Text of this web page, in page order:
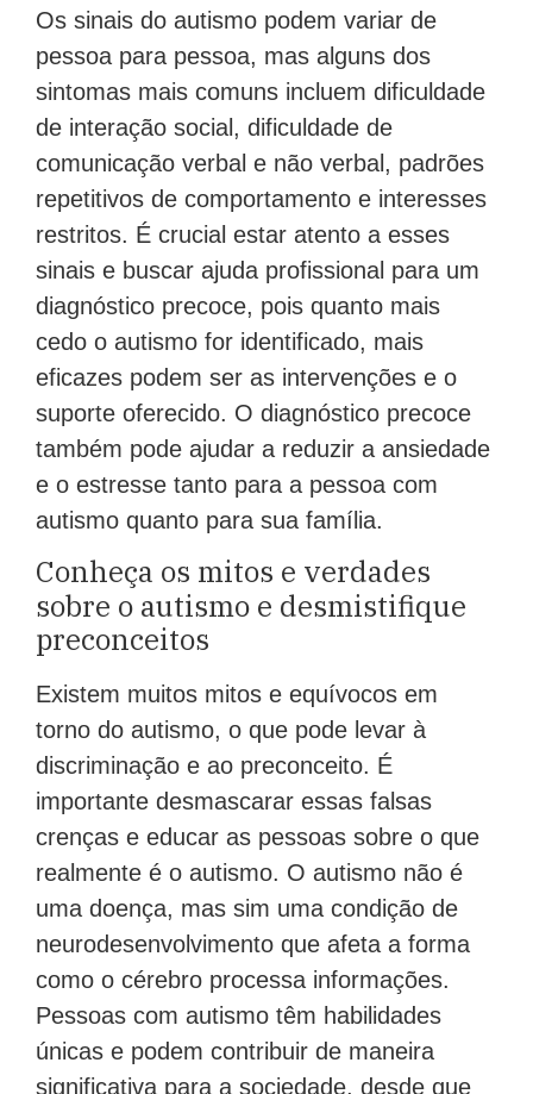
Os sinais do autismo podem variar de
pessoa para pessoa, mas alguns dos
sintomas mais comuns incluem dificuldade
de interação social, dificuldade de
comunicação verbal e não verbal, padrões
repetitivos de comportamento e interesses
restritos. É crucial estar atento a esses
sinais e buscar ajuda profissional para um
diagnóstico precoce, pois quanto mais
cedo o autismo for identificado, mais
eficazes podem ser as intervenções e o
suporte oferecido. O diagnóstico precoce
também pode ajudar a reduzir a ansiedade
e o estresse tanto para a pessoa com
autismo quanto para sua família.
Conheça os mitos e verdades
sobre o autismo e desmistifique
preconceitos
Existem muitos mitos e equívocos em
torno do autismo, o que pode levar à
discriminação e ao preconceito. É
importante desmascarar essas falsas
crenças e educar as pessoas sobre o que
realmente é o autismo. O autismo não é
uma doença, mas sim uma condição de
neurodesenvolvimento que afeta a forma
como o cérebro processa informações.
Pessoas com autismo têm habilidades
únicas e podem contribuir de maneira
significativa para a sociedade, desde que